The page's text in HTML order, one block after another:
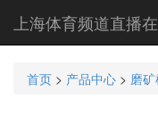
上海体育频道直播
首页 > 产品中心 > 磨